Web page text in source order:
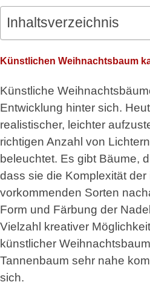
Inhaltsverzeichnis
Künstlichen Weihnachtsbaum
Künstliche
Entwicklung hinter sich.
realistischer, leichter
richtigen Anzahl von
beleuchtet. Es gibt Bäume,
dass sie die Komplexität der
vorkommenden Sorten
Form und Färbung der
Vielzahl kreativer
künstlicher
Tannenbaum sehr nahe
sich.